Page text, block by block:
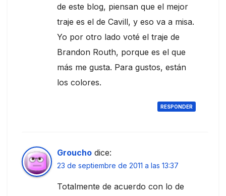
de este blog, piensan que el mejor
traje es el de Cavill, y eso va a misa.
Yo por otro lado voté el traje de
Brandon Routh, porque es el que
más me gusta. Para gustos, están
los colores.
RESPONDER
Groucho dice:
23 de septiembre de 2011 a las 13:37
Totalmente de acuerdo con lo de